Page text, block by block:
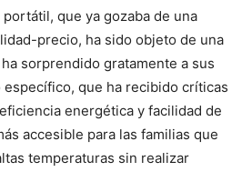
que ya gozaba de una
precio, ha sido objeto de una
sorprendido gratamente a sus
que ha recibido críticas
energética y facilidad de
accesible para las familias que
temperaturas sin realizar